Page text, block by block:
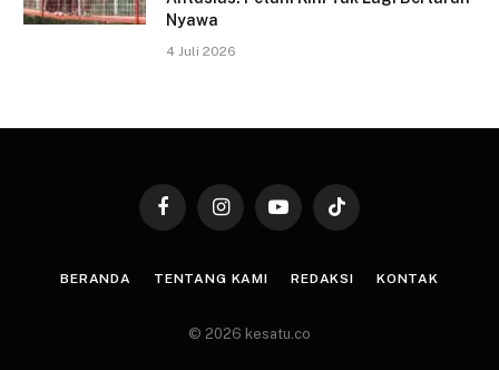
Nyawa
4 Juli 2026
FacebookInstagramYouTubeTikTok
BERANDA TENTANG KAMI REDAKSI KONTAK
© 2026 kesatu.co